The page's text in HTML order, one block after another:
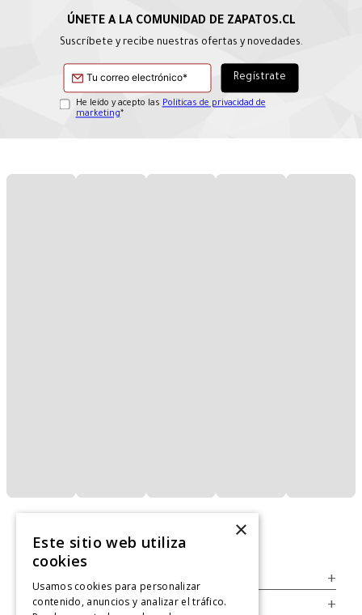
Suscríbete y recibe nuestras ofertas y novedades.
He leído y acepto las Políticas de privacidad de
marketing*
+
Legal +
×
Este sitio web utiliza
cookies
Usamos cookies para personalizar
contenido, anuncios y analizar el tráfico.